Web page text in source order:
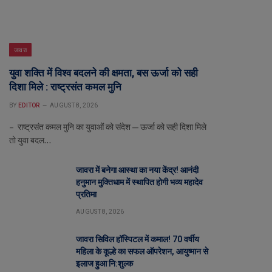
जावरा
युवा शक्ति में विश्व बदलने की क्षमता, बस ऊर्जा को सही
दिशा मिले : राष्ट्रसंत कमल मुनि
BY EDITOR AUGUST 8, 2026
– राष्ट्रसंत कमल मुनि का युवाओं को संदेश—ऊर्जा को सही दिशा मिले
तो युवा बदल…
जावरा में बनेगा आस्था का नया केंद्र! आनंदी
हनुमान मुक्तिधाम में स्थापित होगी भव्य महादेव
प्रतिमा
AUGUST 8, 2026
जावरा सिविल हॉस्पिटल में कमाल! 70 वर्षीय
महिला के कूल्हे का सफल ऑपरेशन, आयुष्मान से
इलाज हुआ नि:शुल्क